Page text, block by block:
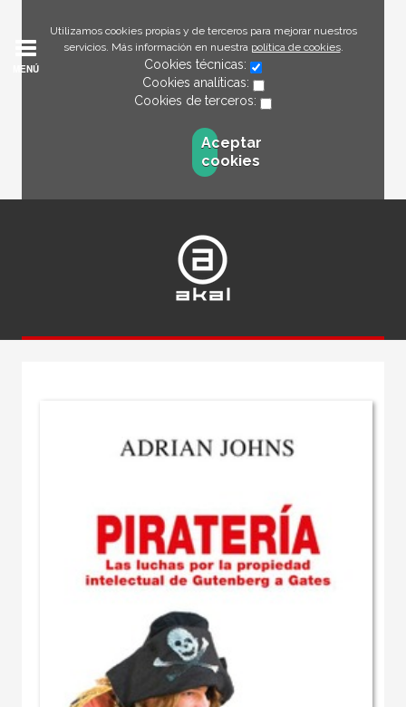
Utilizamos cookies propias y de terceros para mejorar nuestros
servicios. Más información en nuestra política de cookies.
Cookies técnicas:
Cookies analíticas:
Cookies de terceros:
Aceptar
cookies
MENÚ